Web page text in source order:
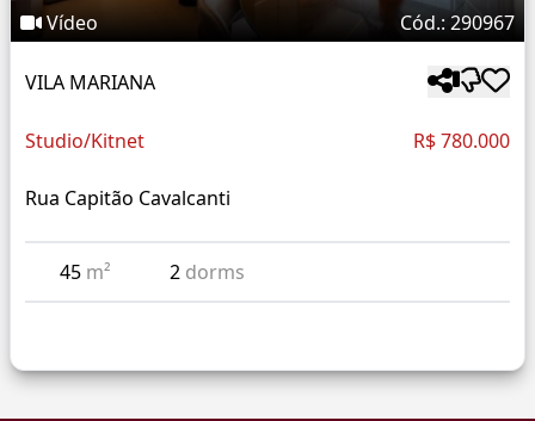
Vídeo Cód.: 290967
VILA MARIANA
Studio/Kitnet R$ 780.000
Rua Capitão Cavalcanti
45 m² 2 dorms